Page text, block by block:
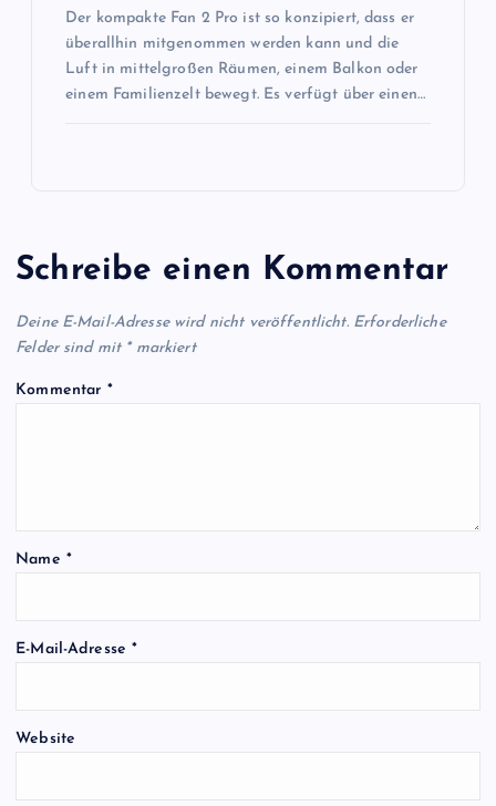
Der kompakte Fan 2 Pro ist so konzipiert, dass er
überallhin mitgenommen werden kann und die
Luft in mittelgroßen Räumen, einem Balkon oder
einem Familienzelt bewegt. Es verfügt über einen…
Schreibe einen Kommentar
Deine E-Mail-Adresse wird nicht veröffentlicht. Erforderliche
Felder sind mit *markiert
Kommentar *
Name *
E-Mail-Adresse*
Website